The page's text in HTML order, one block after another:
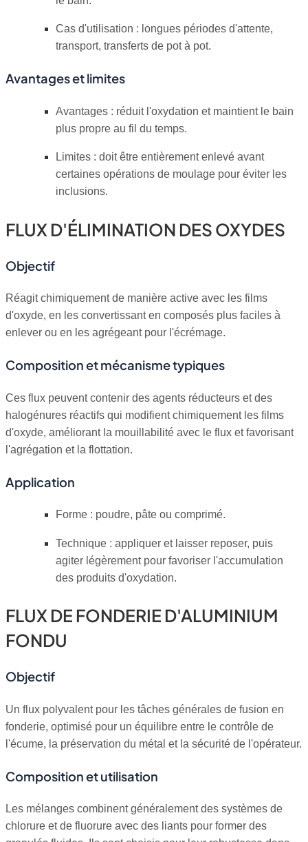
Cas d'utilisation : longues périodes d'attente,
transport, transferts de pot à pot.
Avantages et limites
Avantages : réduit l'oxydation et maintient le bain
plus propre au fil du temps.
Limites : doit être entièrement enlevé avant
certaines opérations de moulage pour éviter les
inclusions.
FLUX D'ÉLIMINATION DES OXYDES
Objectif
Réagit chimiquement de manière active avec les films
d'oxyde, en les convertissant en composés plus faciles à
enlever ou en les agrégeant pour l'écrémage.
Composition et mécanisme typiques
Ces flux peuvent contenir des agents réducteurs et des
halogénures réactifs qui modifient chimiquement les films
d'oxyde, améliorant la mouillabilité avec le flux et favorisant
l'agrégation et la flottation.
Application
Forme : poudre, pâte ou comprimé.
Technique : appliquer et laisser reposer, puis
agiter légèrement pour favoriser l'accumulation
des produits d'oxydation.
FLUX DE FONDERIE D'ALUMINIUM
FONDU
Objectif
Un flux polyvalent pour les tâches générales de fusion en
fonderie, optimisé pour un équilibre entre le contrôle de
l'écume, la préservation du métal et la sécurité de l'opérateur.
Composition et utilisation
Les mélanges combinent généralement des systèmes de
chlorure et de fluorure avec des liants pour former des